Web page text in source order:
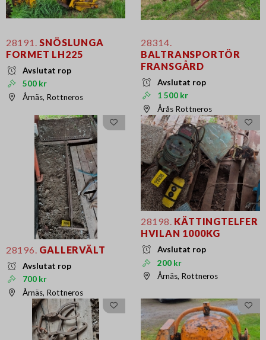
28191. SNÖSLUNGA
FORMET LH225
Avslutat rop
500 kr
Årnäs, Rottneros
28314.
BALTRANSPORTÖR
FRANSGÅRD
Avslutat rop
1 500 kr
Årås Rottneros
28196. GALLERVÄLT
Avslutat rop
700 kr
Årnäs, Rottneros
28198. KÄTTINGTELFER
HVILAN 1000KG
Avslutat rop
200 kr
Årnäs, Rottneros